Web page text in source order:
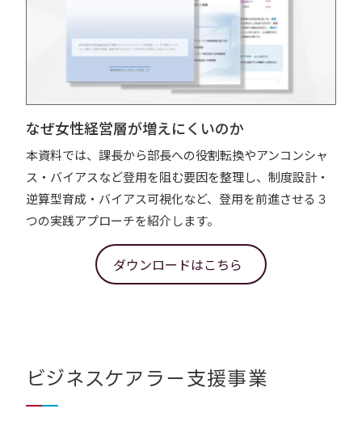
なぜ女性経営層が増えにくいのか
本資料では、課長から部長への役割転換やアンコンシャ
ス・バイアスなど登用を阻む要因を整理し、制度設計・
逆算型育成・バイアス可視化など、登用を前進させる３
つの実践アプローチを紹介します。
ダウンロードはこちら
ビジネスケアラー支援事業